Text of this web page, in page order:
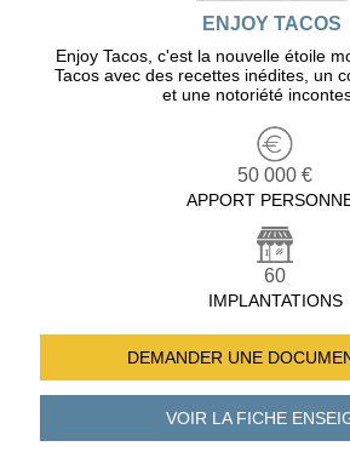
ENJOY TACOS
Enjoy Tacos, c'est la nouvelle étoile
Tacos avec des recettes inédites, un
et une notoriété
50 000 €
APPORT
60
IMPLANTATIONS
DEMANDER UNE
VOIR LA FICHE